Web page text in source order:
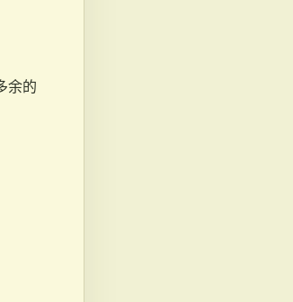
余的